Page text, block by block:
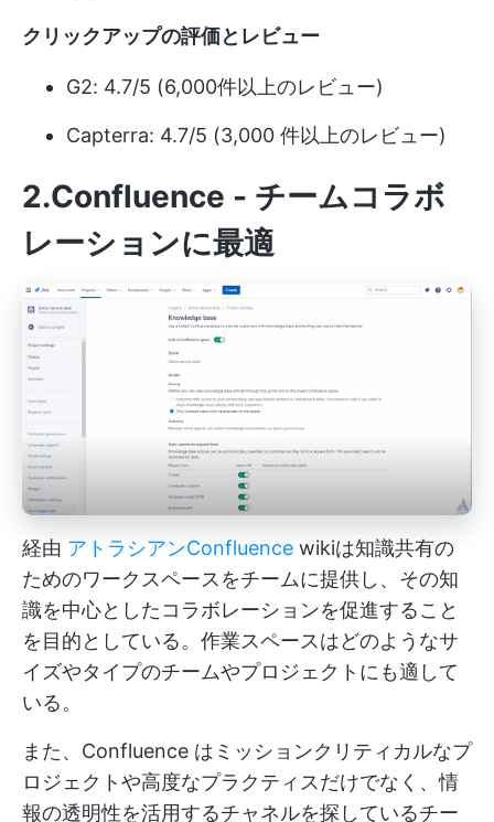
クリックアップの評価とレビュー
G2: 4.7/5 (6,000件以上のレビュー)
Capterra: 4.7/5 (3,000 件以上のレビュー)
2.Confluence - チームコラボ
レーションに最適
経由 アトラシアンConfluence wikiは知識共有の
ためのワークスペースをチームに提供し、その知
識を中心としたコラボレーションを促進すること
を目的としている。作業スペースはどのようなサ
イズやタイプのチームやプロジェクトにも適して
いる。
また、Confluence はミッションクリティカルなプ
ロジェクトや高度なプラクティスだけでなく、情
報の透明性を活用するチャネルを探しているチー